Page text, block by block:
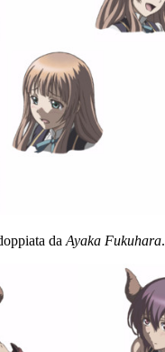
da Ayaka Fukuhara.